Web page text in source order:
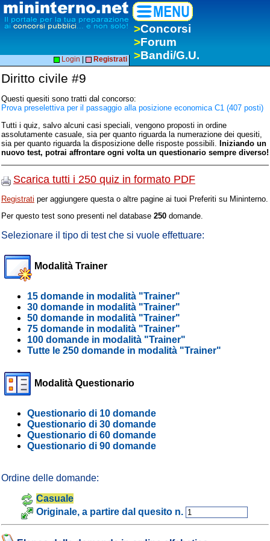
>Concorsi
>Forum
>Bandi/G.U.
Login Registrati
Diritto civile #9
Questi quesiti sono tratti dal concorso:
Prova preselettiva per il passaggio alla posizione economica C1 (407 posti)
Tutti i quiz, salvo alcuni casi speciali, vengono proposti in ordine
assolutamente casuale, sia per quanto riguarda la numerazione dei quesiti,
sia per quanto riguarda la disposizione delle risposte possibili. Iniziando un
nuovo test, potrai affrontare ogni volta un questionario sempre diverso!
Scarica tutti i 250 quiz in formato PDF
Registrati per aggiungere questa o altre pagine ai tuoi Preferiti su Mininterno.
Per questo test sono presenti nel database 250 domande.
Selezionare il tipo di test che si vuole effettuare:
Modalità Trainer
15 domande in modalità "Trainer"
30 domande in modalità "Trainer"
50 domande in modalità "Trainer"
75 domande in modalità "Trainer"
100 domande in modalità "Trainer"
Tutte le 250 domande in modalità "Trainer"
Modalità Questionario
Questionario di 10 domande
Questionario di 30 domande
Questionario di 60 domande
Questionario di 90 domande
Ordine delle domande:
Casuale
Originale, a partire dal quesito n.